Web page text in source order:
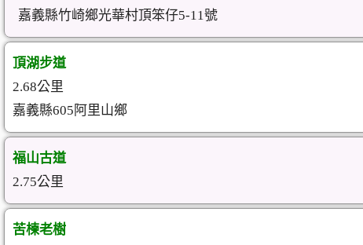
嘉義縣竹崎鄉光華村頂笨仔5-11號
頂湖步道
2.68公里
嘉義縣605阿里山鄉
福山古道
2.75公里
苦楝老樹